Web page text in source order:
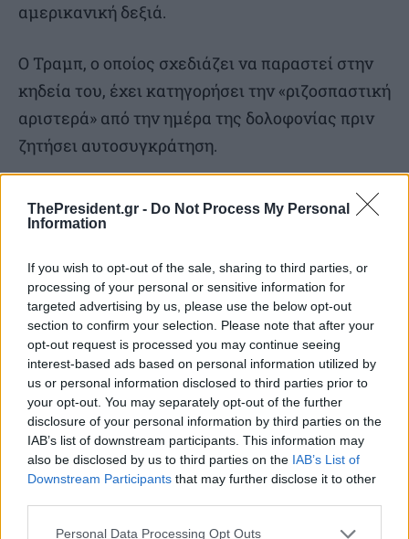
ThePresident.gr - Do Not Process My Personal
Information
If you wish to opt-out of the sale, sharing to third parties, or
processing of your personal or sensitive information for
targeted advertising by us, please use the below opt-out
section to confirm your selection. Please note that after your
opt-out request is processed you may continue seeing
interest-based ads based on personal information utilized by
us or personal information disclosed to third parties prior to
your opt-out. You may separately opt-out of the further
disclosure of your personal information by third parties on the
IAB’s list of downstream participants. This information may
also be disclosed by us to third parties on the IAB’s List of
Downstream Participants that may further disclose it to other
Personal Data Processing Opt Outs
αμερικανική δεξιά.
Ο Τραμπ, ο οποίος σχεδιάζει να παραστεί στην
κηδεία του, έχει κατηγορήσει την «ριζοσπαστική
αριστερά» από την ημέρα της δολοφονίας πριν
ζητήσει αυτοσυγκράτηση.
πρόεδρος, ο οποίος ο ίδιος είχε γίνει στόχος δύο
τελευταίας προεκλογικής εκστρατείας,
εξαπέλυσε ολομέτωπη επίθεση εναντίον
αριστερών «εξτρεμιστών» και των αγαπημένων
του στόχων, συμπεριλαμβανομένου του πρώην
προέδρου Τζο Μπάιντεν και του
δισεκατομμυριούχου Τζορτζ Σόρος.
Οι ΗΠΑ , μια χώρα όπου κυκλοφορούν